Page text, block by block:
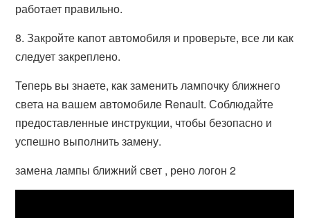
работает правильно.
8. Закройте капот автомобиля и проверьте, все ли как
следует закреплено.
Теперь вы знаете, как заменить лампочку ближнего
света на вашем автомобиле Renault. Соблюдайте
предоставленные инструкции, чтобы безопасно и
успешно выполнить замену.
замена лампы ближний свет , рено логон 2